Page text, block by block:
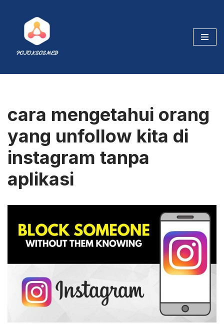
content
cara mengetahui orang
yang unfollow kita di
instagram tanpa
aplikasi